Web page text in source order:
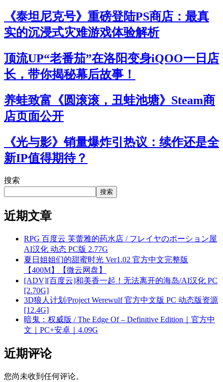
《泰坦尼克号》重磅登陆PS商店：最真
实的沉浸式灾难游戏体验解析
顶流UP“老番茄”在洛阳变身iQOO一日店
长，带你揭秘幕后故事！
养蛙致富《圆滚滚，丑蛙池塘》Steam商
店页面公开
《光与影》销量爆炸引热议：续作还是全
新IP值得期待？
搜索
搜索
近期文章
RPG 百度云 芙蕾雅的药水店 / フレイヤのポーション屋
AI汉化 动态 PC版 2.77G
夏日姐姐们的甜蜜时光 Ver1.02 官方中文完整版
【400M】【微云网盘】
[ADV][百度云]和美香一起！无法离开的海岛/AI汉化 PC
[2.70G]
3D狼人计划/Project Werewulf 官方中文版 PC 动态版资源
[12.4G]
暗鬼：权威版 / The Edge Of – Definitive Edition｜官方中
文｜PC+安卓｜4.09G
近期评论
您尚未收到任何评论。